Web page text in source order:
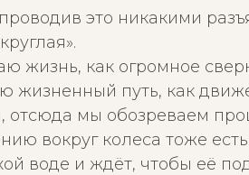
это никакими
жизнь, как огромное
жизненный путь, как
отсюда мы обозреваем
вокруг колеса тоже
воде и ждёт, чтобы её